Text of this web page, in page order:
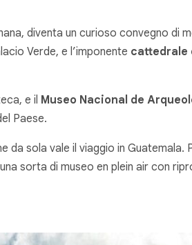
diventa un curioso convegno di
Verde, e l’imponente cattedrale
e il Museo Nacional de
Paese.
sola vale il viaggio in Guatemala.
sorta di museo en plein air con